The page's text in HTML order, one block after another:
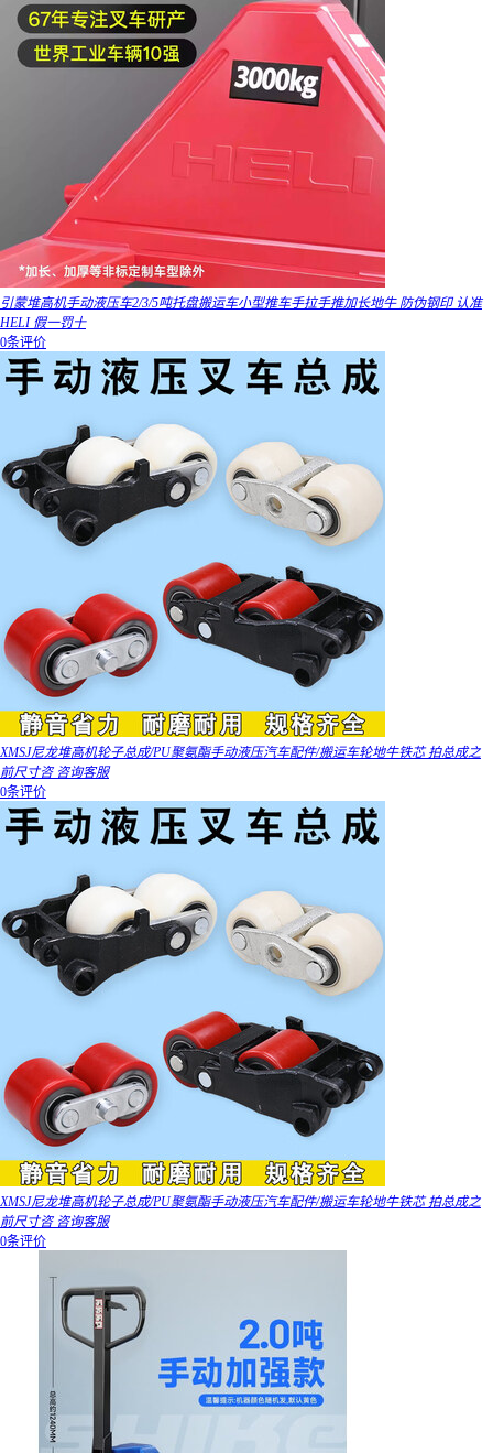
引蒙堆高机手动液压车2/3/5吨托盘搬运车小型推车手拉手推加长地牛 防伪钢印 认准
HELI 假一罚十
0条评价
XMSJ尼龙堆高机轮子总成/PU聚氨酯手动液压汽车配件/搬运车轮地牛铁芯 拍总成之
前尺寸咨 咨询客服
0条评价
XMSJ尼龙堆高机轮子总成/PU聚氨酯手动液压汽车配件/搬运车轮地牛铁芯 拍总成之
前尺寸咨 咨询客服
0条评价